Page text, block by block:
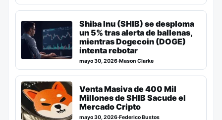
Shiba Inu (SHIB) se desploma
un 5% tras alerta de ballenas,
mientras Dogecoin (DOGE)
intenta rebotar
mayo 30, 2026·Mason Clarke
Venta Masiva de 400 Mil
Millones de SHIB Sacude el
Mercado Cripto
mayo 30, 2026·Federico Bustos